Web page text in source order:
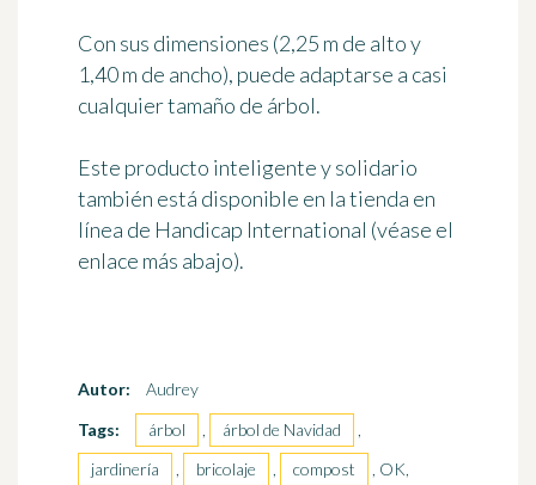
Con sus dimensiones (2,25 m de alto y
1,40 m de ancho), puede adaptarse a casi
cualquier tamaño de árbol.
Este producto inteligente y solidario
también está disponible en la tienda en
línea de Handicap International (véase el
enlace más abajo).
Autor:
Audrey
Tags:
árbol , árbol de Navidad
,
jardinería
, bricolaje , compost
, OK,